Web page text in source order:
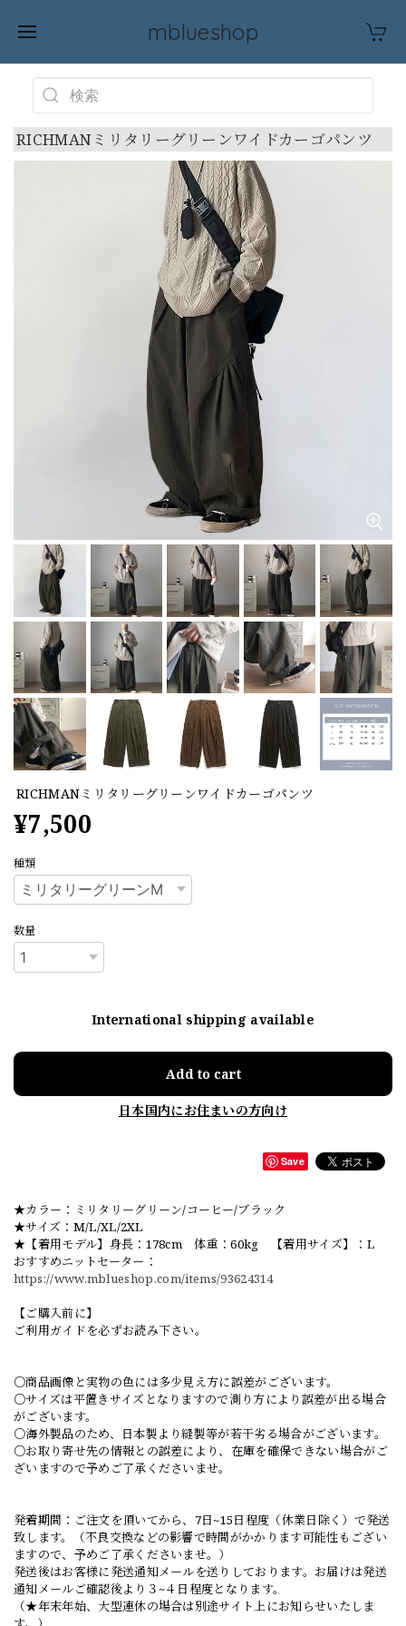
mblueshop
RICHMANミリタリーグリーンワイドカーゴパンツ
RICHMANミリタリーグリーンワイドカーゴパンツ
¥7,500
種類
数量
International shipping available
Add to cart
日本国内にお住まいの方向け
Save
★カラー：ミリタリーグリーン/コーヒー/ブラック
★サイズ：M/L/XL/2XL
★【着用モデル】身長：178cm 体重：60kg 【着用サイズ】：L
おすすめニットセーター：
https://www.mblueshop.com/items/93624314
【ご購入前に】
ご利用ガイドを必ずお読み下さい。
○商品画像と実物の色には多少見え方に誤差がございます。
○サイズは平置きサイズとなりますので測り方により誤差が出る場合
がございます。
○海外製品のため、日本製より縫製等が若干劣る場合がございます。
○お取り寄せ先の情報との誤差により、在庫を確保できない場合がご
ざいますので予めご了承くださいませ。
発着期間：ご注文を頂いてから、7日~15日程度（休業日除く）で発送
致します。（不良交換などの影響で時間がかかります可能性もござい
ますので、予めご了承くださいませ。）
発送後はお客様に発送通知メールを送りしております。お届けは発送
通知メールご確認後より３~４日程度となります。
（★年末年始、大型連休の場合は別途サイト上にお知らせいたしま